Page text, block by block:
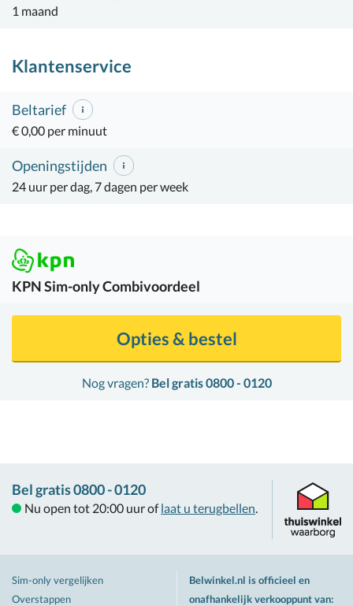
1 maand
Klantenservice
Beltarief
€ 0,00 per minuut
Openingstijden
24 uur per dag, 7 dagen per week
KPNSim-only Combivoordeel
Nog vragen? Bel gratis 0800 - 0120
Opties & bestel
Bel gratis 0800 - 0120
Nu open tot 20:00 uur of laat u terugbellen.
Sim-only vergelijken
Overstappen
Belwinkel.nl is officieel en
onafhankelijk verkooppunt van: